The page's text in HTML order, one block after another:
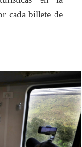
cada billete de